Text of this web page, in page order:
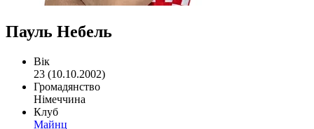
Пауль Небель
Вік
23 (10.10.2002)
Громадянство
Німеччина
Клуб
Майнц